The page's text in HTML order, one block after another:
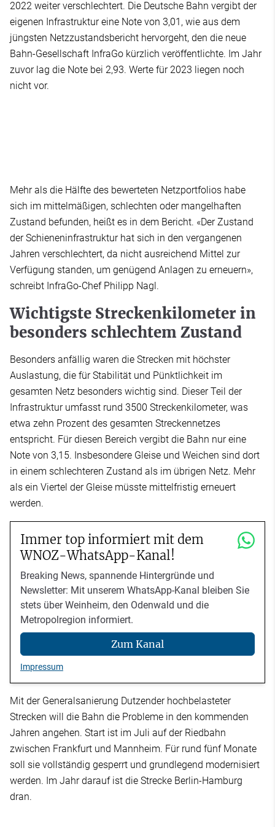
2022 weiter verschlechtert. Die Deutsche Bahn vergibt der
eigenen Infrastruktur eine Note von 3,01, wie aus dem
jüngsten Netzzustandsbericht hervorgeht, den die neue
Bahn-Gesellschaft InfraGo kürzlich veröffentlichte. Im Jahr
zuvor lag die Note bei 2,93. Werte für 2023 liegen noch
nicht vor.
Mehr als die Hälfte des bewerteten Netzportfolios habe
sich im mittelmäßigen, schlechten oder mangelhaften
Zustand befunden, heißt es in dem Bericht. «Der Zustand
der Schieneninfrastruktur hat sich in den vergangenen
Jahren verschlechtert, da nicht ausreichend Mittel zur
Verfügung standen, um genügend Anlagen zu erneuern»,
schreibt InfraGo-Chef Philipp Nagl.
Wichtigste Streckenkilometer in
besonders schlechtem Zustand
Besonders anfällig waren die Strecken mit höchster
Auslastung, die für Stabilität und Pünktlichkeit im
gesamten Netz besonders wichtig sind. Dieser Teil der
Infrastruktur umfasst rund 3500 Streckenkilometer, was
etwa zehn Prozent des gesamten Streckennetzes
entspricht. Für diesen Bereich vergibt die Bahn nur eine
Note von 3,15. Insbesondere Gleise und Weichen sind dort
in einem schlechteren Zustand als im übrigen Netz. Mehr
als ein Viertel der Gleise müsste mittelfristig erneuert
werden.
Immer top informiert mit dem
WNOZ-WhatsApp-Kanal!
Breaking News, spannende Hintergründe und
Newsletter: Mit unserem WhatsApp-Kanal bleiben Sie
stets über Weinheim, den Odenwald und die
Metropolregion informiert.
Zum Kanal
Impressum
Mit der Generalsanierung Dutzender hochbelasteter
Strecken will die Bahn die Probleme in den kommenden
Jahren angehen. Start ist im Juli auf der Riedbahn
zwischen Frankfurt und Mannheim. Für rund fünf Monate
soll sie vollständig gesperrt und grundlegend modernisiert
werden. Im Jahr darauf ist die Strecke Berlin-Hamburg
dran.